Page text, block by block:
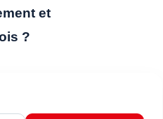
et
?